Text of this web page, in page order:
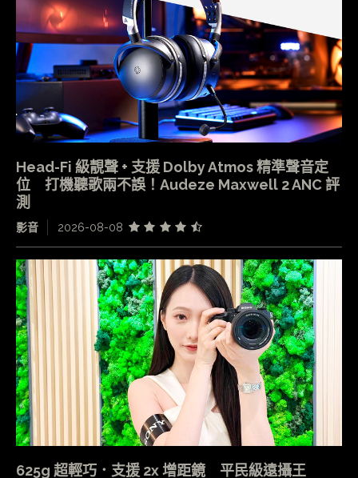
Head-Fi 級靚聲 + 支援 Dolby Atmos 精準聲音定
位 打機聽歌兩不誤！Audeze Maxwell 2 ANC 評
測
影音 2026-08-08
625g 超輕巧．支援 2x 增距鏡 平民級遠攝王